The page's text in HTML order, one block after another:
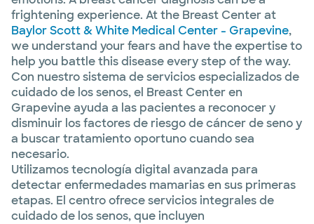
frightening experience. At the Breast Center at
Baylor Scott & White Medical Center - Grapevine,
we understand your fears and have the expertise to
help you battle this disease every step of the way.
Con nuestro sistema de servicios especializados de
cuidado de los senos, el Breast Center en
Grapevine ayuda a las pacientes a reconocer y
disminuir los factores de riesgo de cáncer de seno y
a buscar tratamiento oportuno cuando sea
necesario.
Utilizamos tecnología digital avanzada para
detectar enfermedades mamarias en sus primeras
etapas. El centro ofrece servicios integrales de
cuidado de los senos, que incluyen